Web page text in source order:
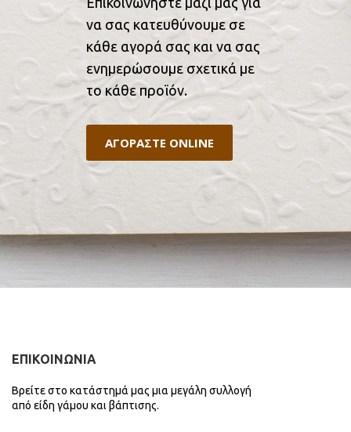
να σας κατευθύνουμε σε
κάθε αγορά σας και να σας
ενημερώσουμε σχετικά με
το κάθε προϊόν.
ΑΓΟΡΑΣΤΕ ONLINE
ΕΠΙΚΟΙΝΩΝΙΑ
Βρείτε στο κατάστημά μας μια μεγάλη συλλογή
από είδη γάμου και βάπτισης.